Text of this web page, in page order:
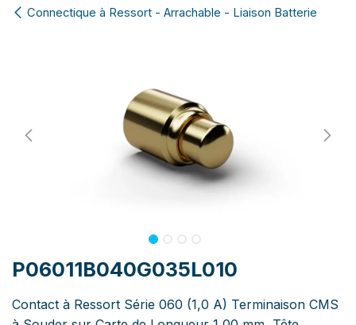
Connectique à Ressort - Arrachable - Liaison Batterie
P06011B040G035L010
Contact à Ressort Série 060 (1,0 A) Terminaison CMS